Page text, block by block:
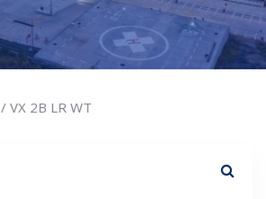
/ VX 2B LR WT